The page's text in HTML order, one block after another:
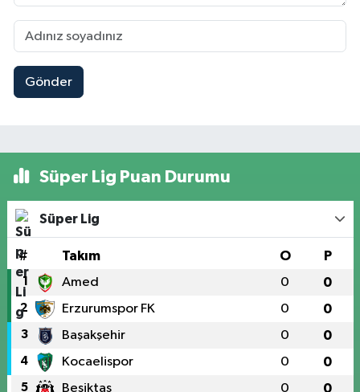
Gönder
Süper Lig Puan Durumu
Süper Lig
# Takım O P
1 Amed 0 0
2 Erzurumspor FK 0 0
3 Başakşehir 0 0
4 Kocaelispor 0 0
5 Beşiktaş 0 0